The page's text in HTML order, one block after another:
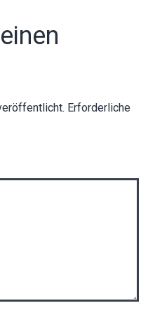
Erforderliche